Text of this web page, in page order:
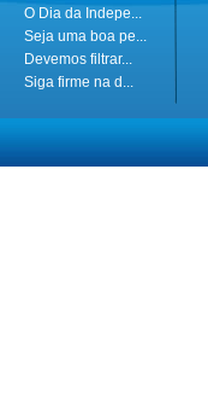
O Dia da Indepe...
Seja uma boa pe...
Devemos filtrar...
Siga firme na d...